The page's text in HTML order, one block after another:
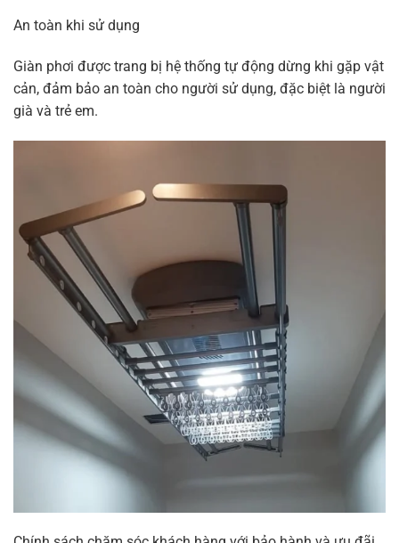
An toàn khi sử dụng
Giàn phơi được trang bị hệ thống tự động dừng khi gặp vật
cản, đảm bảo an toàn cho người sử dụng, đặc biệt là người
già và trẻ em.